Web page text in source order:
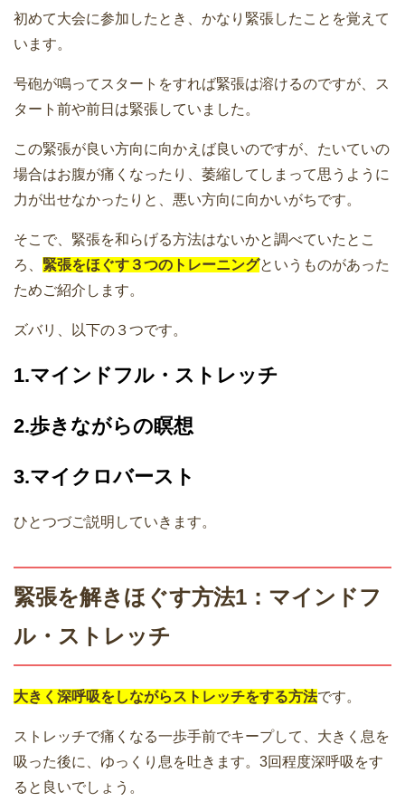
初めて大会に参加したとき、かなり緊張したことを覚えて
います。
号砲が鳴ってスタートをすれば緊張は溶けるのですが、ス
タート前や前日は緊張していました。
この緊張が良い方向に向かえば良いのですが、たいていの
場合はお腹が痛くなったり、萎縮してしまって思うように
力が出せなかったりと、悪い方向に向かいがちです。
そこで、緊張を和らげる方法はないかと調べていたとこ
ろ、 緊張をほぐす３つのトレーニングというものがあった
ためご紹介します。
ズバリ、以下の３つです。
1.マインドフル・ストレッチ
2.歩きながらの瞑想
3.マイクロバースト
ひとつづご説明していきます。
緊張を解きほぐす方法1：マインドフ
ル・ストレッチ
大きく深呼吸をしながらストレッチをする方法です。
ストレッチで痛くなる一歩手前でキープして、大きく息を
吸った後に、ゆっくり息を吐きます。3回程度深呼吸をす
ると良いでしょう。